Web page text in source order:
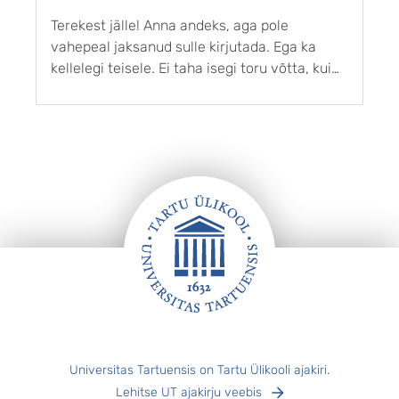
Terekest jälle! Anna andeks, aga pole
vahepeal jaksanud sulle kirjutada. Ega ka
kellelegi teisele. Ei taha isegi toru võtta, kui
pime aastalõpp, ja see neetud kellakeeramine
Universitas Tartuensis on Tartu Ülikooli ajakiri.
Lehitse UT ajakirju veebis